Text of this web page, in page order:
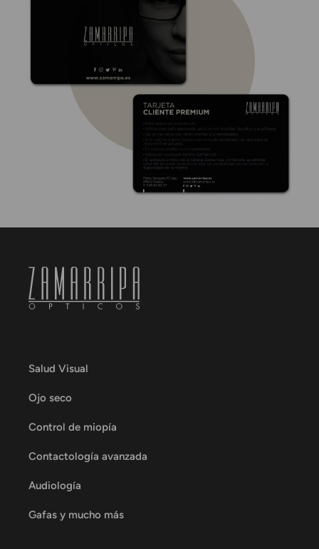
Salud Visual
Ojo seco
Control de miopía
Contactología avanzada
Audiología
Gafas y mucho más